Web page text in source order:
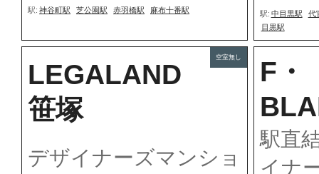
駅: 神谷町駅 芝公園駅 赤羽橋駅 麻布十番駅 駅: 中目黒駅
代
目黒駅
LEGALAND
笹塚
デザイナーズマンショ
空室無し
F・
駅直
イナ